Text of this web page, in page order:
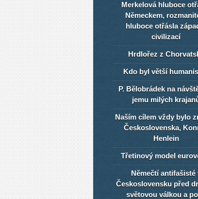
Merkelová hluboce
Německem,
hluboce otřásla
civilizací
Hrdlořez z
Kdo byl větší
P. Bělobrádek na
jemu milých
Naším cílem vždy bylo
Československa,
Henlein
Třetinový model
Němečtí antifašisté
Československu před
světovou válkou a